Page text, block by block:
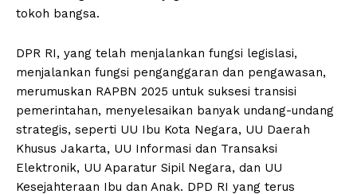
tokoh bangsa.
DPR RI, yang telah menjalankan fungsi legislasi,
menjalankan fungsi penganggaran dan pengawasan,
merumuskan RAPBN 2025 untuk suksesi transisi
pemerintahan, menyelesaikan banyak undang-undang
strategis, seperti UU Ibu Kota Negara, UU Daerah
Khusus Jakarta, UU Informasi dan Transaksi
Elektronik, UU Aparatur Sipil Negara, dan UU
Kesejahteraan Ibu dan Anak. DPD RI yang terus